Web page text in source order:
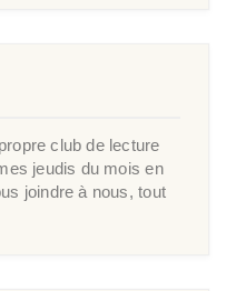
club de lecture
jeudis du mois en
joindre à nous, tout